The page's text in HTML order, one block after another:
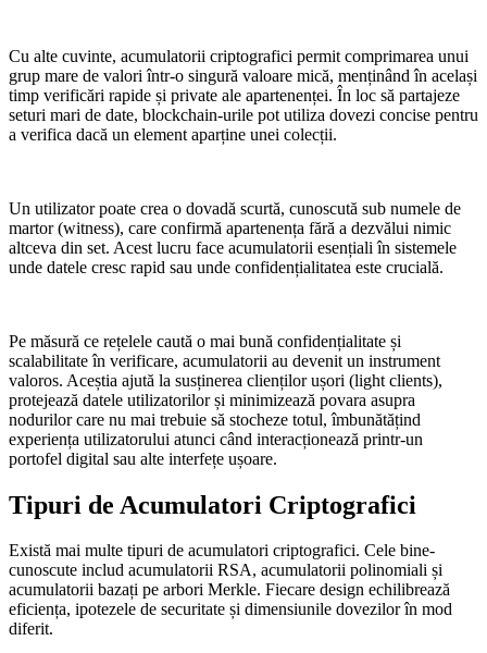
Cu alte cuvinte, acumulatorii criptografici permit comprimarea unui
grup mare de valori într-o singură valoare mică, menținând în același
timp verificări rapide și private ale apartenenței. În loc să partajeze
seturi mari de date, blockchain-urile pot utiliza dovezi concise pentru
a verifica dacă un element aparține unei colecții.
Un utilizator poate crea o dovadă scurtă, cunoscută sub numele de
martor (witness), care confirmă apartenența fără a dezvălui nimic
altceva din set. Acest lucru face acumulatorii esențiali în sistemele
unde datele cresc rapid sau unde confidențialitatea este crucială.
Pe măsură ce rețelele caută o mai bună confidențialitate și
scalabilitate în verificare, acumulatorii au devenit un instrument
valoros. Aceștia ajută la susținerea clienților ușori (light clients),
protejează datele utilizatorilor și minimizează povara asupra
nodurilor care nu mai trebuie să stocheze totul, îmbunătățind
experiența utilizatorului atunci când interacționează printr-un
portofel digital sau alte interfețe ușoare.
Tipuri de Acumulatori Criptografici
Există mai multe tipuri de acumulatori criptografici. Cele bine-
cunoscute includ acumulatorii RSA, acumulatorii polinomiali și
acumulatorii bazați pe arbori Merkle. Fiecare design echilibrează
eficiența, ipotezele de securitate și dimensiunile dovezilor în mod
diferit.